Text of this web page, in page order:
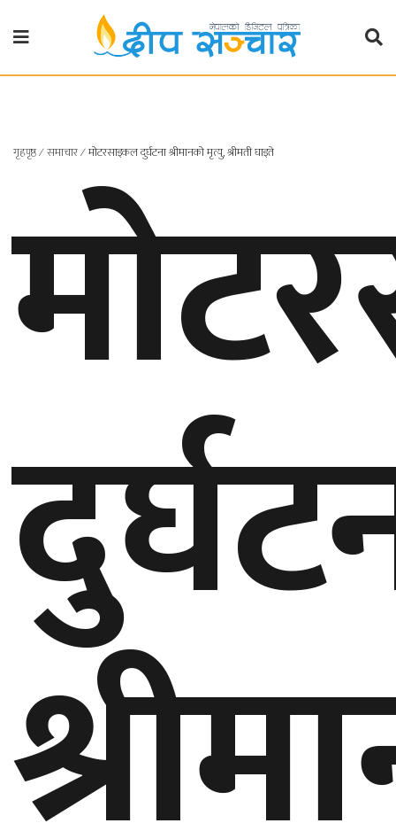
गृहपृष्ठ
प्रदेश
१
२
प्रदेश
५
कर्णाली
प्रदेश
प्रदेश
विचार
मनाेरञ्जन
खेलकुद
गृहपृष्ठ∕समाचार∕मोटरसाइकल दुर्घटना श्रीमानको मृत्यु, श्रीमती घाइते